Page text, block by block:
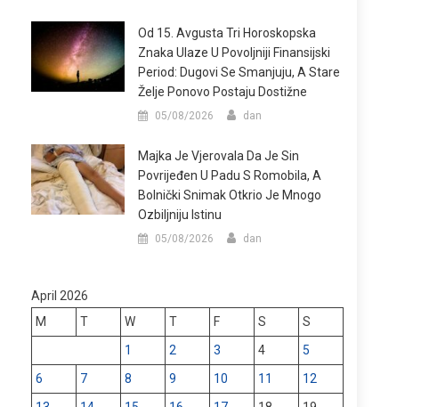
Od 15. Avgusta Tri Horoskopska
Znaka Ulaze U Povoljniji Finansijski
Period: Dugovi Se Smanjuju, A Stare
Želje Ponovo Postaju Dostižne
05/08/2026 dan
Majka Je Vjerovala Da Je Sin
Povrijeđen U Padu S Romobila, A
Bolnički Snimak Otkrio Je Mnogo
Ozbiljniju Istinu
05/08/2026 dan
April 2026
M
T W T F S
S
1
2 3 4
5
6
7 8 9 10 11
12